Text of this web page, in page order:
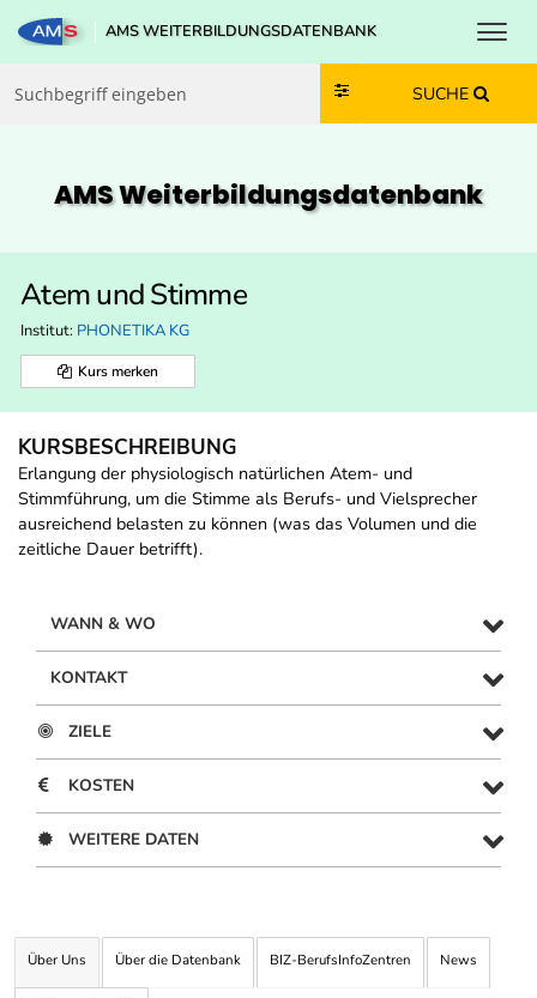
Zum Inhalt springen
Zum Navmenü springen
Zur Suche springen
Zur Footer springen
AMS WEITERBILDUNGSDATENBANK
SUCHE
AMS Weiterbildungs­datenbank
Atem und Stimme
Institut: PHONETIKA KG
Kurs merken
KURSBESCHREIBUNG
Erlangung der physiologisch natürlichen Atem- und
Stimmführung, um die Stimme als Berufs- und Vielsprecher
ausreichend belasten zu können (was das Volumen und die
zeitliche Dauer betrifft).
WANN & WO
KONTAKT
ZIELE
KOSTEN
WEITERE DATEN
Über Uns Über die Datenbank BIZ-BerufsInfoZentren News